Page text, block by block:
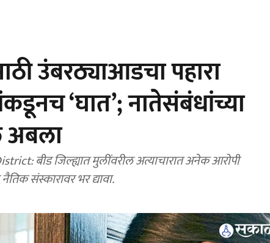
उंबरठ्याआडचा पहारा
‘घात’; नातेसंबंधांच्या
अबला
बीड जिल्ह्यात मुलींवरील अत्याचारात अनेक आरोपी
संस्कारावर भर द्यावा.